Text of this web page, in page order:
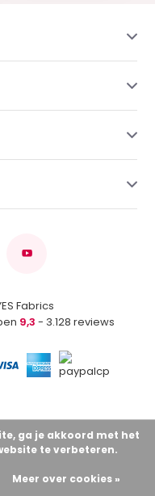
Fabrics
9,3 - 3.128 reviews
ga je akkoord met het
te verbeteren.
Meer over cookies »